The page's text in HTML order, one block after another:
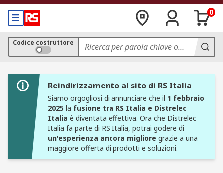
0
Codice costruttore
Reindirizzamento al sito di RS Italia
Siamo orgogliosi di annunciare che il 1 febbraio
2025 la fusione tra RS Italia e Distrelec
Italia è diventata effettiva. Ora che Distrelec
Italia fa parte di RS Italia, potrai godere di
un'esperienza ancora migliore grazie a una
maggiore offerta di prodotti e soluzioni.